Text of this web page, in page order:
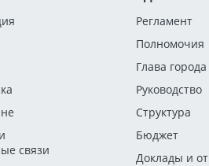
связи
Регламент
Полномочия
Глава города
Руководство
Структура
Бюджет
Доклады и